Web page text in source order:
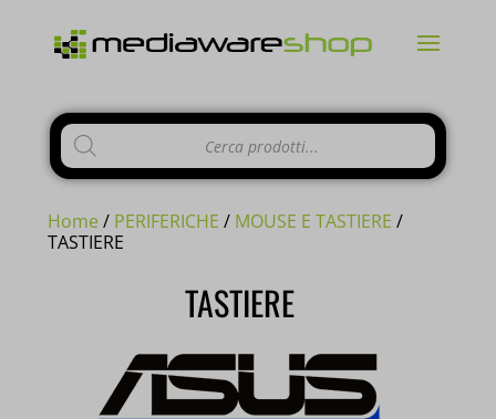
Products
search
Home / PERIFERICHE / MOUSE E TASTIERE /
TASTIERE
TASTIERE
Si comunica ai gentili clienti che il
negozio è chiuso per feriedal 10 al
23 Agosto e tutti gliordinipervenuti
CHIUDI